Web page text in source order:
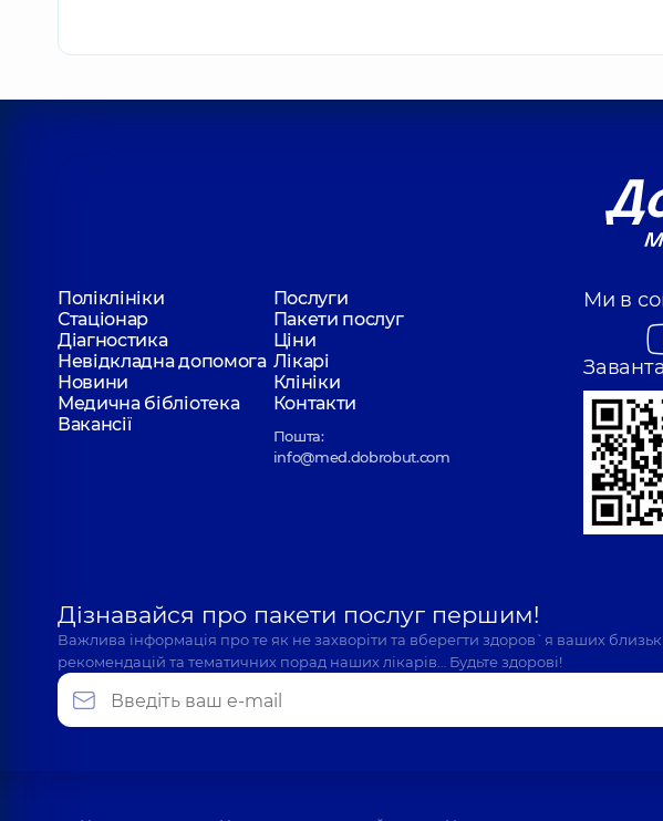
Поліклініки
Послуги
Стаціонар
Пакети послуг
Діагностика
Ціни
Невідкладна допомога Лікарі
Новини
Клініки
Медична бібліотека
Контакти
Вакансії
Пошта:
info@med.dobrobut.com
Ми в
Дізнавайся про пакети послуг першим!
Важлива інформація про те як не захворіти та вберегти здоров`я ваших
рекомендацій та тематичних порад наших лікарів… Будьте здорові!